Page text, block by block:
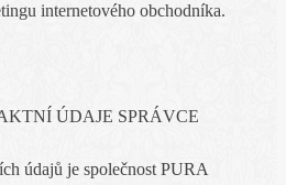
internetového obchodníka.
ÚDAJE SPRÁVCE
údajů je společnost PURA